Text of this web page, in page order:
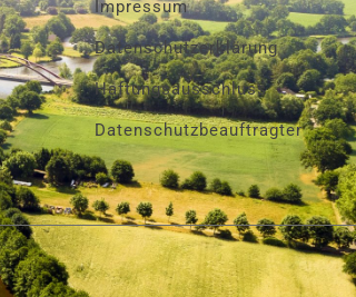
Impressum
Datenschutzerklärung
Haftungsausschluss
Datenschutzbeauftragter